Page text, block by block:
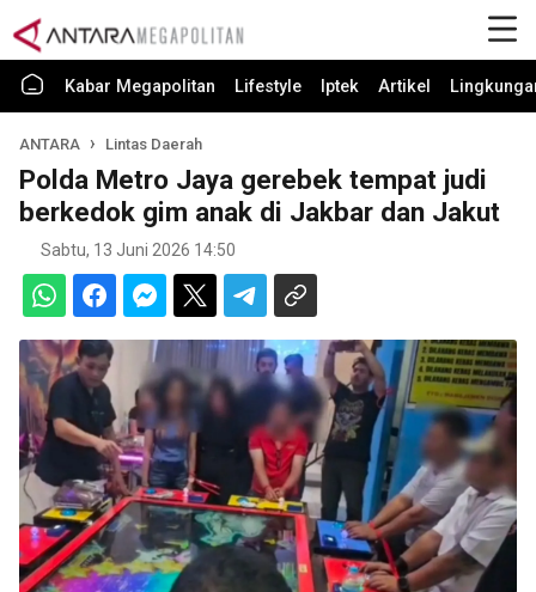
Kabar Megapolitan Lifestyle Iptek Artikel
ANTARA Lintas Daerah
Polda Metro Jaya gerebek tempat judi
berkedok gim anak di Jakbar dan Jakut
Sabtu, 13 Juni 2026 14:50